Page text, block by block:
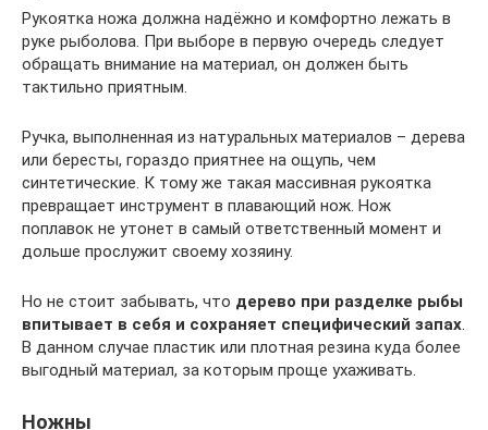
Рукоятка ножа должна надёжно и комфортно лежать в
руке рыболова. При выборе в первую очередь следует
обращать внимание на материал, он должен быть
тактильно приятным.
Ручка, выполненная из натуральных материалов – дерева
или бересты, гораздо приятнее на ощупь, чем
синтетические. К тому же такая массивная рукоятка
превращает инструмент в плавающий нож. Нож
поплавок не утонет в самый ответственный момент и
дольше прослужит своему хозяину.
Но не стоит забывать, что дерево при разделке рыбы
впитывает в себя и сохраняет специфический запах
В данном случае пластик или плотная резина куда более
выгодный материал, за которым проще ухаживать.
Ножны